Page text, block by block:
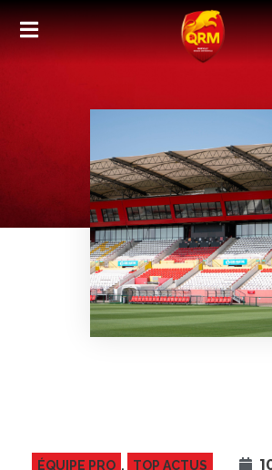
Académie
Féminines
Organisme de
RSE
Contact
FAQ
ÉQUIPE PRO , TOP ACTUS